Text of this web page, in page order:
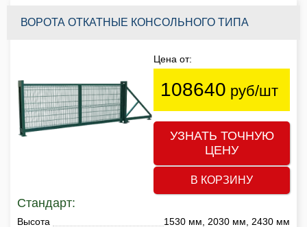
ВОРОТА ОТКАТНЫЕ КОНСОЛЬНОГО ТИПА
Цена от:
108640 руб/шт
УЗНАТЬ ТОЧНУЮ
ЦЕНУ
В КОРЗИНУ
Стандарт:
Высота 1530 мм, 2030 мм, 2430 мм